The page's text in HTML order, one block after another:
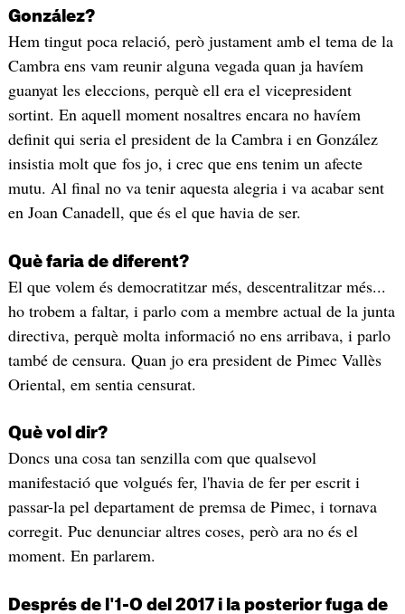
González?
Hem tingut poca relació, però justament amb el tema de la
Cambra ens vam reunir alguna vegada quan ja havíem
guanyat les eleccions, perquè ell era el vicepresident
sortint. En aquell moment nosaltres encara no havíem
definit qui seria el president de la Cambra i en González
insistia molt que fos jo, i crec que ens tenim un afecte
mutu. Al final no va tenir aquesta alegria i va acabar sent
en Joan Canadell, que és el que havia de ser.
Què faria de diferent?
El que volem és democratitzar més, descentralitzar més...
ho trobem a faltar, i parlo com a membre actual de la junta
directiva, perquè molta informació no ens arribava, i parlo
també de censura. Quan jo era president de Pimec Vallès
Oriental, em sentia censurat.
Què vol dir?
Doncs una cosa tan senzilla com que qualsevol
manifestació que volgués fer, l'havia de fer per escrit i
passar-la pel departament de premsa de Pimec, i tornava
corregit. Puc denunciar altres coses, però ara no és el
moment. En parlarem.
Després de l'1-O del 2017 i la posterior fuga de